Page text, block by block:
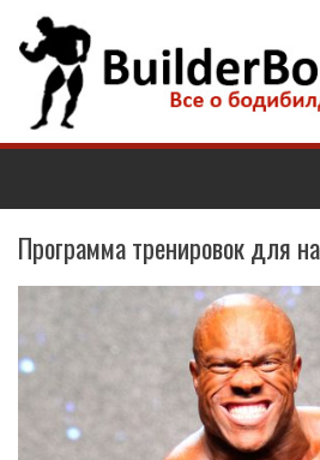
Наверх
Программа тренировок для